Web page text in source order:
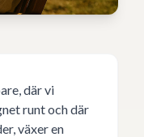
där vi
runt och där
växer en